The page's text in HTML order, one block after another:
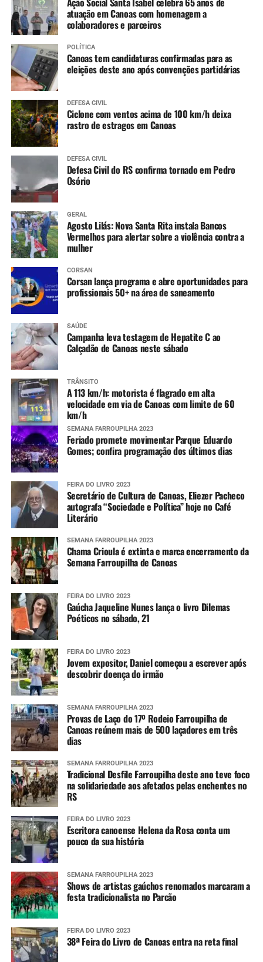
estabilidade entre São Borja e Itaqui e lenta
elevação em Uruguaiana.
níveis ainda em inundação ao longo do dia.
Ibicuí (Manoel Viana) – Tendência de lento
declínio, com níveis ainda em inundação ao longo
Caí (Montenegro) – Tendência de estabilidade.
Taquari (Taquari) – Tendência de lenta elevação,
devendo entrar em estabilidade ao longo do dia.
Constante declínio em Cachoeira do Sul e Rio
Pardo, e variando entre estabilidade e lenta
elevação em São Jerônimo.
Jacuí (Ilhas da RMPOA) – Tendência entre
estabilidade e lenta elevação, mantendo os níveis
elevados nos próximos dias.
Sinos (Campo Bom e São Leopoldo) – Tendência
de lento declínio, já retornando para cota de alerta
em Campo Bom.
Nível de rios e lagos
Mais informações
Informações sobre os pontos com bloqueios parciais e
totais nas estradas do RS e situação das barragens, além
dos avisos e alertas da Defesa Civil e imagens do radar
meteorológico podem ser conferidas nos links abaixo.
Pontos de bloqueios parciais e totais nas
rodovias
Situação das barragens
Aviso e alertas da Defesa Civil estadual
Imagens do radar meteorológico da Defesa
Civil estadual
Alertas
Para aumentar o nível de prevenção, as pessoas podem se
cadastrar para receberem os alertas meteorológicos da
Defesa Civil estadual. Para isso, é necessário enviar o CEP
da localidade por SMS para o número 40199. Em seguida,
uma confirmação é enviada, tornando o número
disponível para receber as informações sempre que elas
forem divulgadas.
Também é possível se cadastrar via aplicativo Whatsapp.
Para ter acesso ao serviço, é necessário se registrar pelo
telefone (61) 2034-4611 ou clicandoaqui. Em seguida, é
preciso interagir com o robô de atendimento enviando
um simples “Oi”.
Após a primeira interação, o usuário pode compartilhar
sua localização atual ou qualquer outra do seu interesse
para, dessa forma, receber as mensagens que serão
encaminhadas pela Defesa Civil estadual.
atuação em Canoas com homenagem a
colaboradores e parceiros
POLÍTICA
Canoas tem candidaturas confirmadas para as
eleições deste ano após convenções partidárias
DEFESA CIVIL
Ciclone com ventos acima de 100 km/h deixa
rastro de estragos em Canoas
DEFESA CIVIL
Defesa Civil do RS confirma tornado em Pedro
Osório
GERAL
Agosto Lilás: Nova Santa Rita instala Bancos
Vermelhos para alertar sobre a violência contra a
mulher
CORSAN
Corsan lança programa e abre oportunidades para
profissionais 50+ na área de saneamento
SAÚDE
Campanha leva testagem de Hepatite C ao
Calçadão de Canoas neste sábado
TRÂNSITO
A 113 km/h: motorista é flagrado em alta
velocidade em via de Canoas com limite de 60
km/h
SEMANA FARROUPILHA 2023
Feriado promete movimentar Parque Eduardo
Gomes; confira programação dos últimos dias
FEIRA DO LIVRO 2023
Secretário de Cultura de Canoas, Eliezer Pacheco
autografa “Sociedade e Política” hoje no Café
Literário
SEMANA FARROUPILHA 2023
Chama Crioula é extinta e marca encerramento da
Semana Farroupilha de Canoas
FEIRA DO LIVRO 2023
Gaúcha Jaqueline Nunes lança o livro Dilemas
Poéticos no sábado, 21
FEIRA DO LIVRO 2023
Jovem expositor, Daniel começou a escrever após
descobrir doença do irmão
SEMANA FARROUPILHA 2023
Provas de Laço do 17º Rodeio Farroupilha de
Canoas reúnem mais de 500 laçadores em três
dias
SEMANA FARROUPILHA 2023
Tradicional Desfile Farroupilha deste ano teve foco
na solidariedade aos afetados pelas enchentes no
RS
FEIRA DO LIVRO 2023
Escritora canoense Helena da Rosa conta um
pouco da sua história
SEMANA FARROUPILHA 2023
Shows de artistas gaúchos renomados marcaram a
festa tradicionalista no Parcão
FEIRA DO LIVRO 2023
38ª Feira do Livro de Canoas entra na reta final